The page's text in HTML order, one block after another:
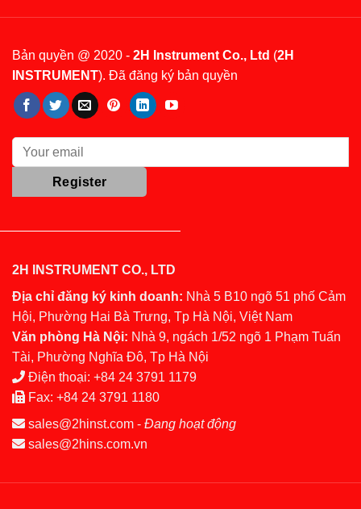
Bản quyền @ 2020 - 2H Instrument Co., Ltd (2H
INSTRUMENT). Đã đăng ký bản quyền
2H INSTRUMENT CO., LTD
Địa chỉ đăng ký kinh doanh: Nhà 5 B10 ngõ 51 phố Cảm
Hội, Phường Hai Bà Trưng, Tp Hà Nội, Việt Nam
Văn phòng Hà Nội: Nhà 9, ngách 1/52 ngõ 1 Phạm Tuấn
Tài, Phường Nghĩa Đô, Tp Hà Nội
Điện thoại: +84 24 3791 1179
Fax: +84 24 3791 1180
sales@2hinst.com - Đang hoạt động
sales@2hins.com.vn